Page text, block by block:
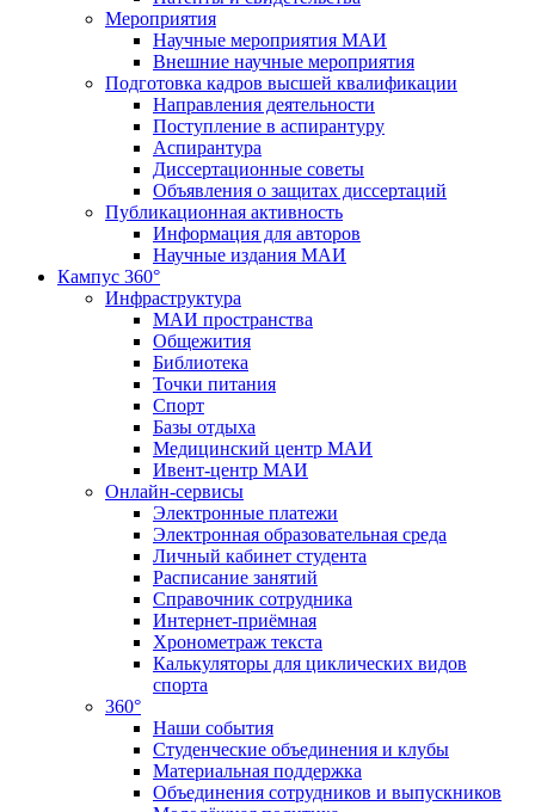
Мероприятия
Научные мероприятия МАИ
Внешние научные мероприятия
Подготовка кадров высшей квалификации
Направления деятельности
Поступление в аспирантуру
Аспирантура
Диссертационные советы
Объявления о защитах диссертаций
Публикационная активность
Информация для авторов
Научные издания МАИ
Кампус 360°
Инфраструктура
МАИ пространства
Общежития
Библиотека
Точки питания
Спорт
Базы отдыха
Медицинский центр МАИ
Ивент-центр МАИ
Онлайн-сервисы
Электронные платежи
Электронная образовательная среда
Личный кабинет студента
Расписание занятий
Справочник сотрудника
Интернет-приёмная
Хронометраж текста
Калькуляторы для циклических видов
спорта
360°
Наши события
Студенческие объединения и клубы
Материальная поддержка
Объединения сотрудников и выпускников